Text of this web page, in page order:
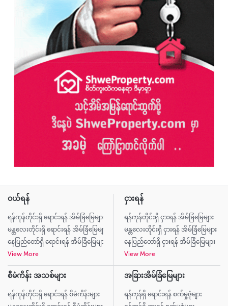
ဝယ်ရန်
ရန်ကုန်တိုင်းရှိ ရောင်းရန် အိမ်ခြံမြေများ
မန္တလေးတိုင်းရှိ ရောင်းရန် အိမ်ခြံမြေများ
နေပြည်တော်ရှိ ရောင်းရန် အိမ်ခြံမြေများ
View More
ငှားရန်
ရန်ကုန်တိုင်းရှိ ငှားရန် အိမ်ခြံမြေများ
မန္တလေးတိုင်းရှိ ငှားရန် အိမ်ခြံမြေများ
နေပြည်တော်ရှိ ငှားရန် အိမ်ခြံမြေများ
View More
စီမံကိန်း အသစ်များ
ရန်ကုန်တိုင်းရှိ ရောင်းရန် စီမံကိန်းများ
အခြားအိမ်ခြံမြေများ
ရန်ကုန်ရှိ ရောင်းရန် စက်မှု့ဇုံများ